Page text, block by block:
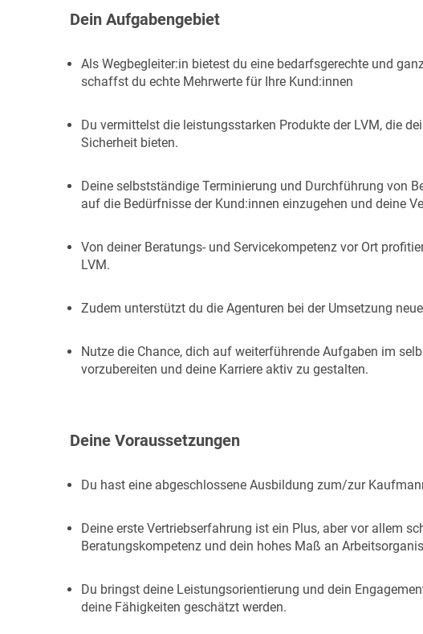
Dein Aufgabengebiet
Als Wegbegleiter:in bietest du eine bedarfsgerechte und
schaffst du echte Mehrwerte für Ihre Kund:innen
Du vermittelst die leistungsstarken Produkte der LVM, die
Sicherheit bieten.
Deine selbstständige Terminierung und Durchführung von
auf die Bedürfnisse der Kund:innen einzugehen und deine
Von deiner Beratungs- und Servicekompetenz vor Ort
LVM.
Zudem unterstützt du die Agenturen bei der Umsetzung
Nutze die Chance, dich auf weiterführende Aufgaben im
vorzubereiten und deine Karriere aktiv zu gestalten.
Deine Voraussetzungen
Du hast eine abgeschlossene Ausbildung zum/zur
Deine erste Vertriebserfahrung ist ein Plus, aber vor allem
Beratungskompetenz und dein hohes Maß an
Du bringst deine Leistungsorientierung und dein
deine Fähigkeiten geschätzt werden.